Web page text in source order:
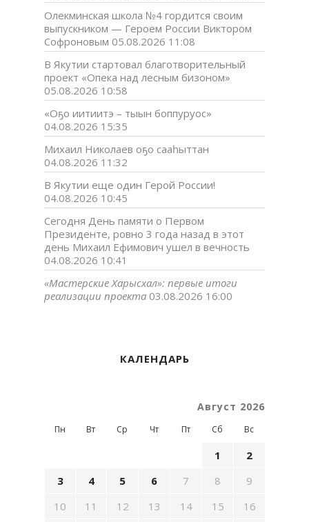
Олекминская школа №4 гордится своим
выпускником — Героем России Виктором
Софроновым 05.08.2026 11:08
В Якутии стартовал благотворительный
проект «Опека над лесным бизоном»
05.08.2026 10:58
«Оҕо иитиитэ – тыын боппуруос»
04.08.2026 15:35
Михаил Николаев оҕо сааһыттан
04.08.2026 11:32
В Якутии еще один Герой России!
04.08.2026 10:45
Сегодня День памяти о Первом
Президенте, ровно 3 года назад в этот
день Михаил Ефимович ушел в вечность
04.08.2026 10:41
«Мастерские Харысхал»: первые итоги
реализации проекта 03.08.2026 16:00
КАЛЕНДАРЬ
Август 2026
Пн Вт Ср Чт Пт Сб Вс
1
2
3
4 5 6 7 8
9
10
11 12 13 14 15
16